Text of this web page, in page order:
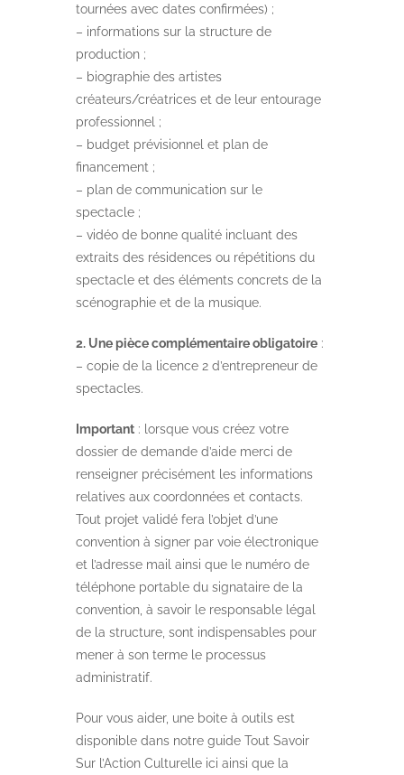
tournées avec dates confirmées) ;
– informations sur la structure de
production ;
– biographie des artistes
créateurs/créatrices et de leur entourage
professionnel ;
– budget prévisionnel et plan de
financement ;
– plan de communication sur le
spectacle ;
– vidéo de bonne qualité incluant des
extraits des résidences ou répétitions du
spectacle et des éléments concrets de la
scénographie et de la musique.
2. Une pièce complémentaire obligatoire :
– copie de la licence 2 d’entrepreneur de
spectacles.
Important : lorsque vous créez votre
dossier de demande d’aide merci de
renseigner précisément les informations
relatives aux coordonnées et contacts.
Tout projet validé fera l’objet d’une
convention à signer par voie électronique
et l’adresse mail ainsi que le numéro de
téléphone portable du signataire de la
convention, à savoir le responsable légal
de la structure, sont indispensables pour
mener à son terme le processus
administratif.
Pour vous aider, une boite à outils est
disponible dans notre guide Tout Savoir
Sur l’Action Culturelle ici ainsi que la